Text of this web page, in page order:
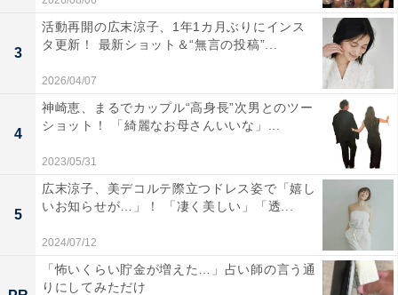
3
活動再開の広末涼子、1年1カ月ぶりにインス
タ更新！ 最新ショット＆“無言の投稿”...
2026/04/07
4
神崎恵、まるでカップル“高身長”次男とのツー
ショット！ 「綺麗なお母さんいいな」...
2023/05/31
5
広末涼子、美デコルテ際立つドレス姿で「嬉し
いお知らせが…」！ 「凄く美しい」「透...
2024/07/12
「怖いくらい貯金が増えた…」占い師の言う通
りにしてみただけ